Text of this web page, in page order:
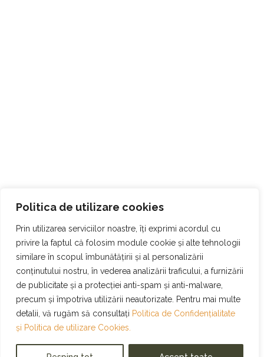
Politica de utilizare cookies
Prin utilizarea serviciilor noastre, îți exprimi acordul cu
privire la faptul că folosim module cookie și alte tehnologii
similare în scopul îmbunătățirii și al personalizării
conținutului nostru, în vederea analizării traficului, a furnizării
de publicitate și a protecției anti-spam și anti-malware,
precum și împotriva utilizării neautorizate. Pentru mai multe
detalii, vă rugăm să consultați Politica de Confidențialitate
și Politica de utilizare Cookies.